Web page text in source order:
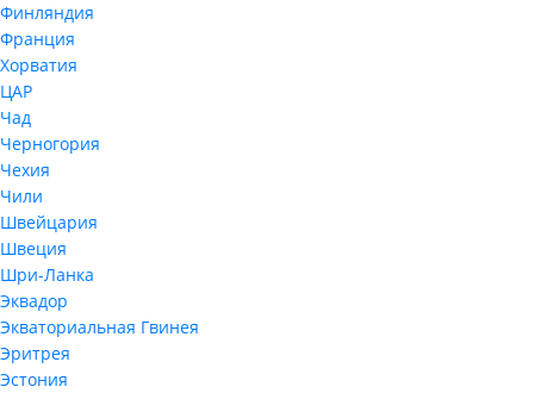
Финляндия
Франция
Хорватия
ЦАР
Чад
Черногория
Чехия
Чили
Швейцария
Швеция
Шри-Ланка
Эквадор
Экваториальная Гвинея
Эритрея
Эстония